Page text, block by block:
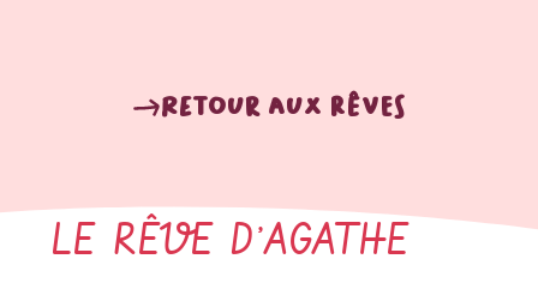
Retour aux rêves
LE RÊVE D’AGATHE